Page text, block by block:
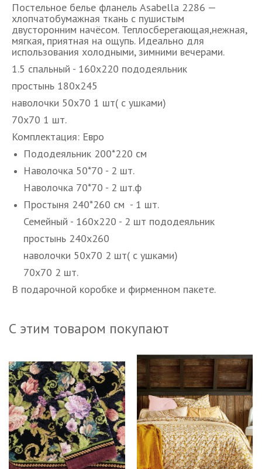
Постельное белье фланель Asabella 2286 —
хлопчатобумажная ткань с пушистым
двусторонним начёсом. Теплосберегающая,нежная,
мягкая, приятная на ощупь. Идеально для
использования холодными, зимними вечерами.
1.5 спальный - 160х220 пододеяльник
простынь 180х245
наволочки 50х70 1 шт( с ушками)
70х70 1 шт.
Комплектация: Евро
Пододеяльник 200*220 см
Наволочка 50*70 - 2 шт.
Наволочка 70*70 - 2 шт.ф
Простыня 240*260 см - 1 шт.
Семейный - 160х220 - 2 шт пододеяльник
простынь 240х260
наволочки 50х70 2 шт( с ушками)
70х70 2 шт.
В подарочной коробке и фирменном пакете.
С этим товаром покупают